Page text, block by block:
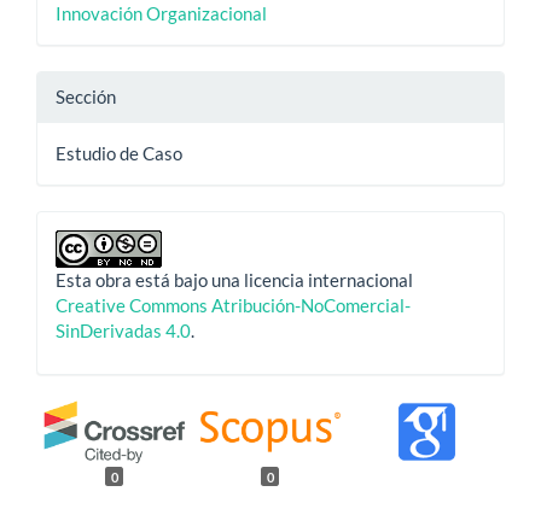
Innovación Organizacional
Sección
Estudio de Caso
Esta obra está bajo una licencia internacional
Creative Commons Atribución-NoComercial-
SinDerivadas 4.0.
0 0